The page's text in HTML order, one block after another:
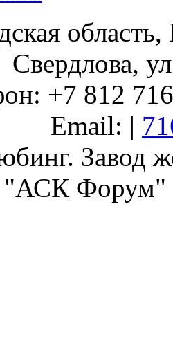
Свердлова,
+7 812
Email: |
Завод
"АСК Форум"